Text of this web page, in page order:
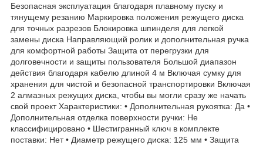
Безопасная эксплуатация благодаря плавному пуску и
тянущему резанию Маркировка положения режущего диска
для точных разрезов Блокировка шпинделя для легкой
замены диска Направляющий ролик и дополнительная ручка
для комфортной работы Защита от перегрузки для
долговечности и защиты пользователя Большой диапазон
действия благодаря кабелю длиной 4 м Включая сумку для
хранения для чистой и безопасной транспортировки Включая
2 алмазных режущих диска, чтобы вы могли сразу же начать
свой проект Характеристики: • Дополнительная рукоятка: Да •
Дополнительная отделка поверхности ручки: Не
классифицировано • Шестигранный ключ в комплекте
поставки: Нет • Диаметр режущего диска: 125 мм • Защита